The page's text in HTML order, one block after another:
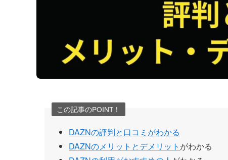
この記事のPOINT！
DAZNの評判と口コミがわかる
DAZNのメリットとデメリット がわかる